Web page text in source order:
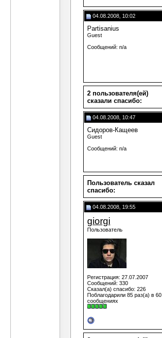
04.08.2008, 10:02
Partisanius
Guest
Сообщений: n/a
2 пользователя(ей)
сказали cпасибо:
04.08.2008, 10:47
Сидоров-Кащеев
Guest
Сообщений: n/a
Пользователь сказал
cпасибо:
04.08.2008, 19:55
giorgi
Пользователь
Регистрация: 27.07.2007
Сообщений: 330
Сказал(а) спасибо: 226
Поблагодарили 85 раз(а) в 60
сообщениях